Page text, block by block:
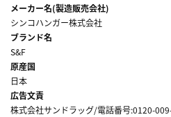
メーカー名(製造販売会社)
シンコハンガー株式会社
ブランド名
S&F
原産国
日本
広告文責
株式会社サンドラッグ/電話番号:0120-